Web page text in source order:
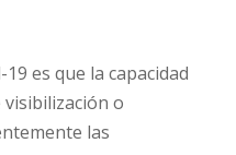
es que la capacidad
visibilización o
las